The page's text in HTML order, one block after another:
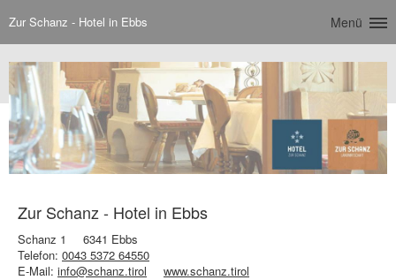
Zur Schanz - Hotel in Ebbs Menü
Zur Schanz - Hotel in Ebbs
Schanz 1
6341 Ebbs
Telefon: 0043 5372 64550
E-Mail: info@schanz.tirol
www.schanz.tirol